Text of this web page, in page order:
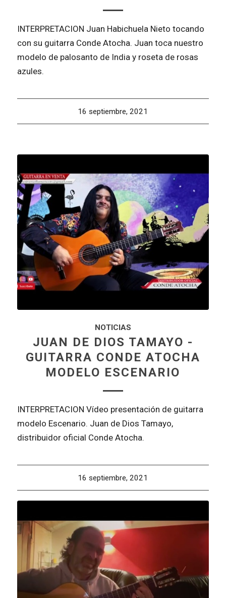
INTERPRETACION Juan Habichuela Nieto tocando
con su guitarra Conde Atocha. Juan toca nuestro
modelo de palosanto de India y roseta de rosas
azules.
16 septiembre, 2021
NOTICIAS
JUAN DE DIOS TAMAYO -
GUITARRA CONDE ATOCHA
MODELO ESCENARIO
INTERPRETACION Vídeo presentación de guitarra
modelo Escenario. Juan de Dios Tamayo,
distribuidor oficial Conde Atocha.
16 septiembre, 2021